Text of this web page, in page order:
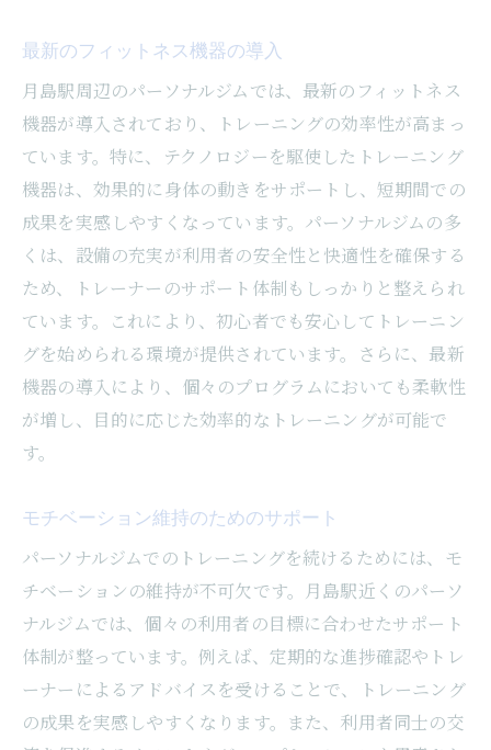
最新のフィットネス機器の導入
月島駅周辺のパーソナルジムでは、最新のフィットネス
機器が導入されており、トレーニングの効率性が高まっ
ています。特に、テクノロジーを駆使したトレーニング
機器は、効果的に身体の動きをサポートし、短期間での
成果を実感しやすくなっています。パーソナルジムの多
くは、設備の充実が利用者の安全性と快適性を確保する
ため、トレーナーのサポート体制もしっかりと整えられ
ています。これにより、初心者でも安心してトレーニン
グを始められる環境が提供されています。さらに、最新
機器の導入により、個々のプログラムにおいても柔軟性
が増し、目的に応じた効率的なトレーニングが可能で
す。
モチベーション維持のためのサポート
パーソナルジムでのトレーニングを続けるためには、モ
チベーションの維持が不可欠です。月島駅近くのパーソ
ナルジムでは、個々の利用者の目標に合わせたサポート
体制が整っています。例えば、定期的な進捗確認やトレ
ーナーによるアドバイスを受けることで、トレーニング
の成果を実感しやすくなります。また、利用者同士の交